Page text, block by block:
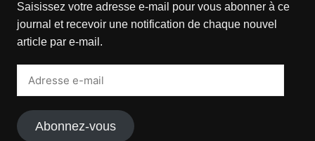
Saisissez votre adresse e-mail pour vous abonner à ce
journal et recevoir une notification de chaque nouvel
article par e-mail.
Abonnez-vous